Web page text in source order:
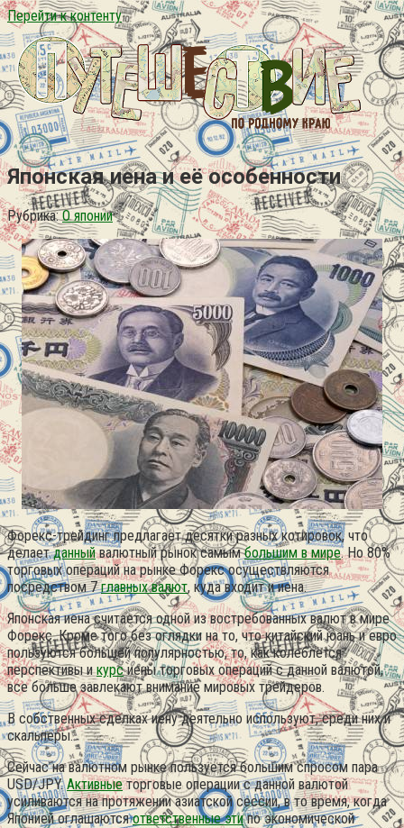
Перейти к контенту
Японская иена и её особенности
Рубрика: О японии
Форекс-трейдинг предлагает десятки разных котировок, что
делаетданныйвалютный рынок самымбольшим в мире. Но 80%
торговых операций на рынке Форекс осуществляются
посредством 7главных валют, куда входит и иена.
Японская иена считается одной из востребованных валют в мире
Форекс. Кроме того без оглядки на то, что китайский юань и евро
пользуются большей популярностью, то, как колеблется
перспективы икурсиены торговых операций с данной валютой,
все больше завлекают внимание мировых трейдеров.
В собственных сделках иену деятельно используют, среди них и
скальперы.
Сейчас на валютном рынке пользуется большим спросом пара
USD/JPY.Активныеторговые операции с данной валютой
усиливаются на протяжении азиатской сессии, в то время, когда
Японией оглашаютсяответственные этипо экономической